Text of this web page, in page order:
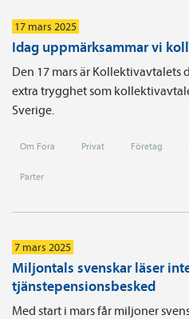
17 mars 2025
Idag uppmärksammar vi
Den 17 mars är Kollektivavtalets
extra trygghet som
Sverige.
Om Fora Privat Företag
Parter
7 mars 2025
Miljontals svenskar läser
tjänstepensionsbesked
Med start i mars får miljoner